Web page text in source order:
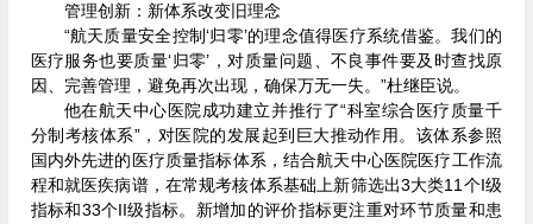
管理创新：新体系改变旧理念
“航天质量安全控制‘归零’的理念值得医疗系统借鉴。我们的
医疗服务也要质量‘归零’，对质量问题、不良事件要及时查找原
因、完善管理，避免再次出现，确保万无一失。”杜继臣说。
他在航天中心医院成功建立并推行了“科室综合医疗质量千
分制考核体系”，对医院的发展起到巨大推动作用。该体系参照
国内外先进的医疗质量指标体系，结合航天中心医院医疗工作流
程和就医疾病谱，在常规考核体系基础上新筛选出3大类11个I级
指标和33个II级指标。新增加的评价指标更注重对环节质量和患